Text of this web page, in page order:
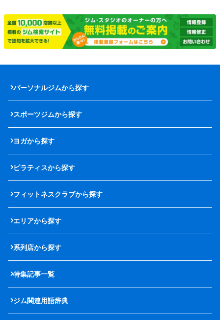
パーソナルジムから探す
スポーツジムから探す
ヨガから探す
ピラティスから探す
フィットネスクラブから探す
エリアから探す
系列店から探す
特集記事一覧
ジム関連用語辞典